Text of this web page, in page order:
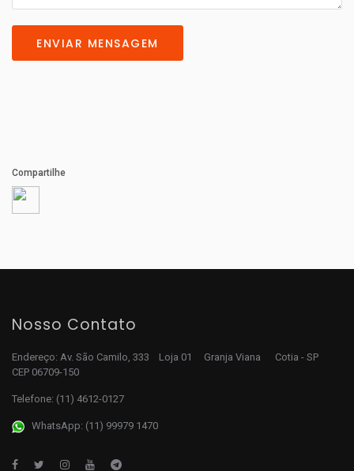
ENVIAR MENSAGEM
Compartilhe
Nosso Contato
Endereço: Av. São Camilo, 333 Loja 01 Granja Viana Cotia - SP
CEP 06709-150
Telefone: (11) 4612-0127
WhatsApp: (11) 99979 1470